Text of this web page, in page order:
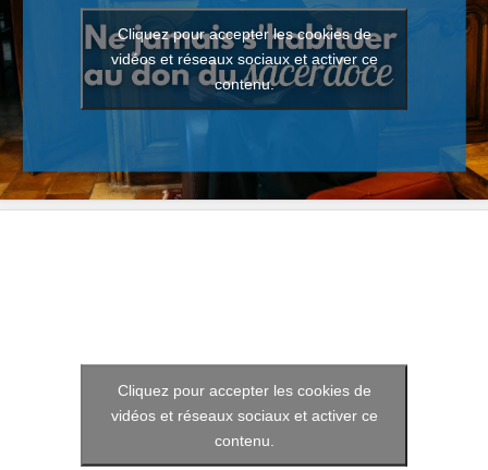
Cliquez pour accepter les cookies de
vidéos et réseaux sociaux et activer ce
contenu.
Cliquez pour accepter les cookies de
vidéos et réseaux sociaux et activer ce
contenu.